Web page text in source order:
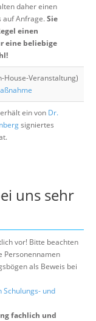
daher einen
auf Anfrage.Sie
einen
eine beliebige
House-Veranstaltung)
ein von Dr.
signiertes
uns sehr
vor! Bitte beachten
Personennamen
als Beweis bei
und
fachlich und